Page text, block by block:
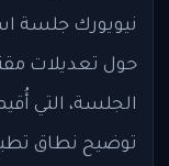
نيويورك جلسة
حول تعديلات
توضيح نطاق